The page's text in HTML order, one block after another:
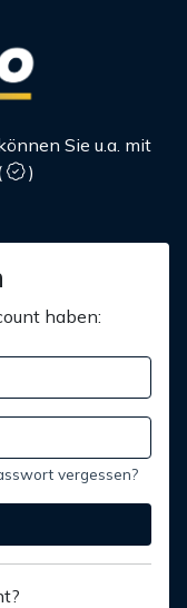
Sie u.a. mit
)
haben:
vergessen?